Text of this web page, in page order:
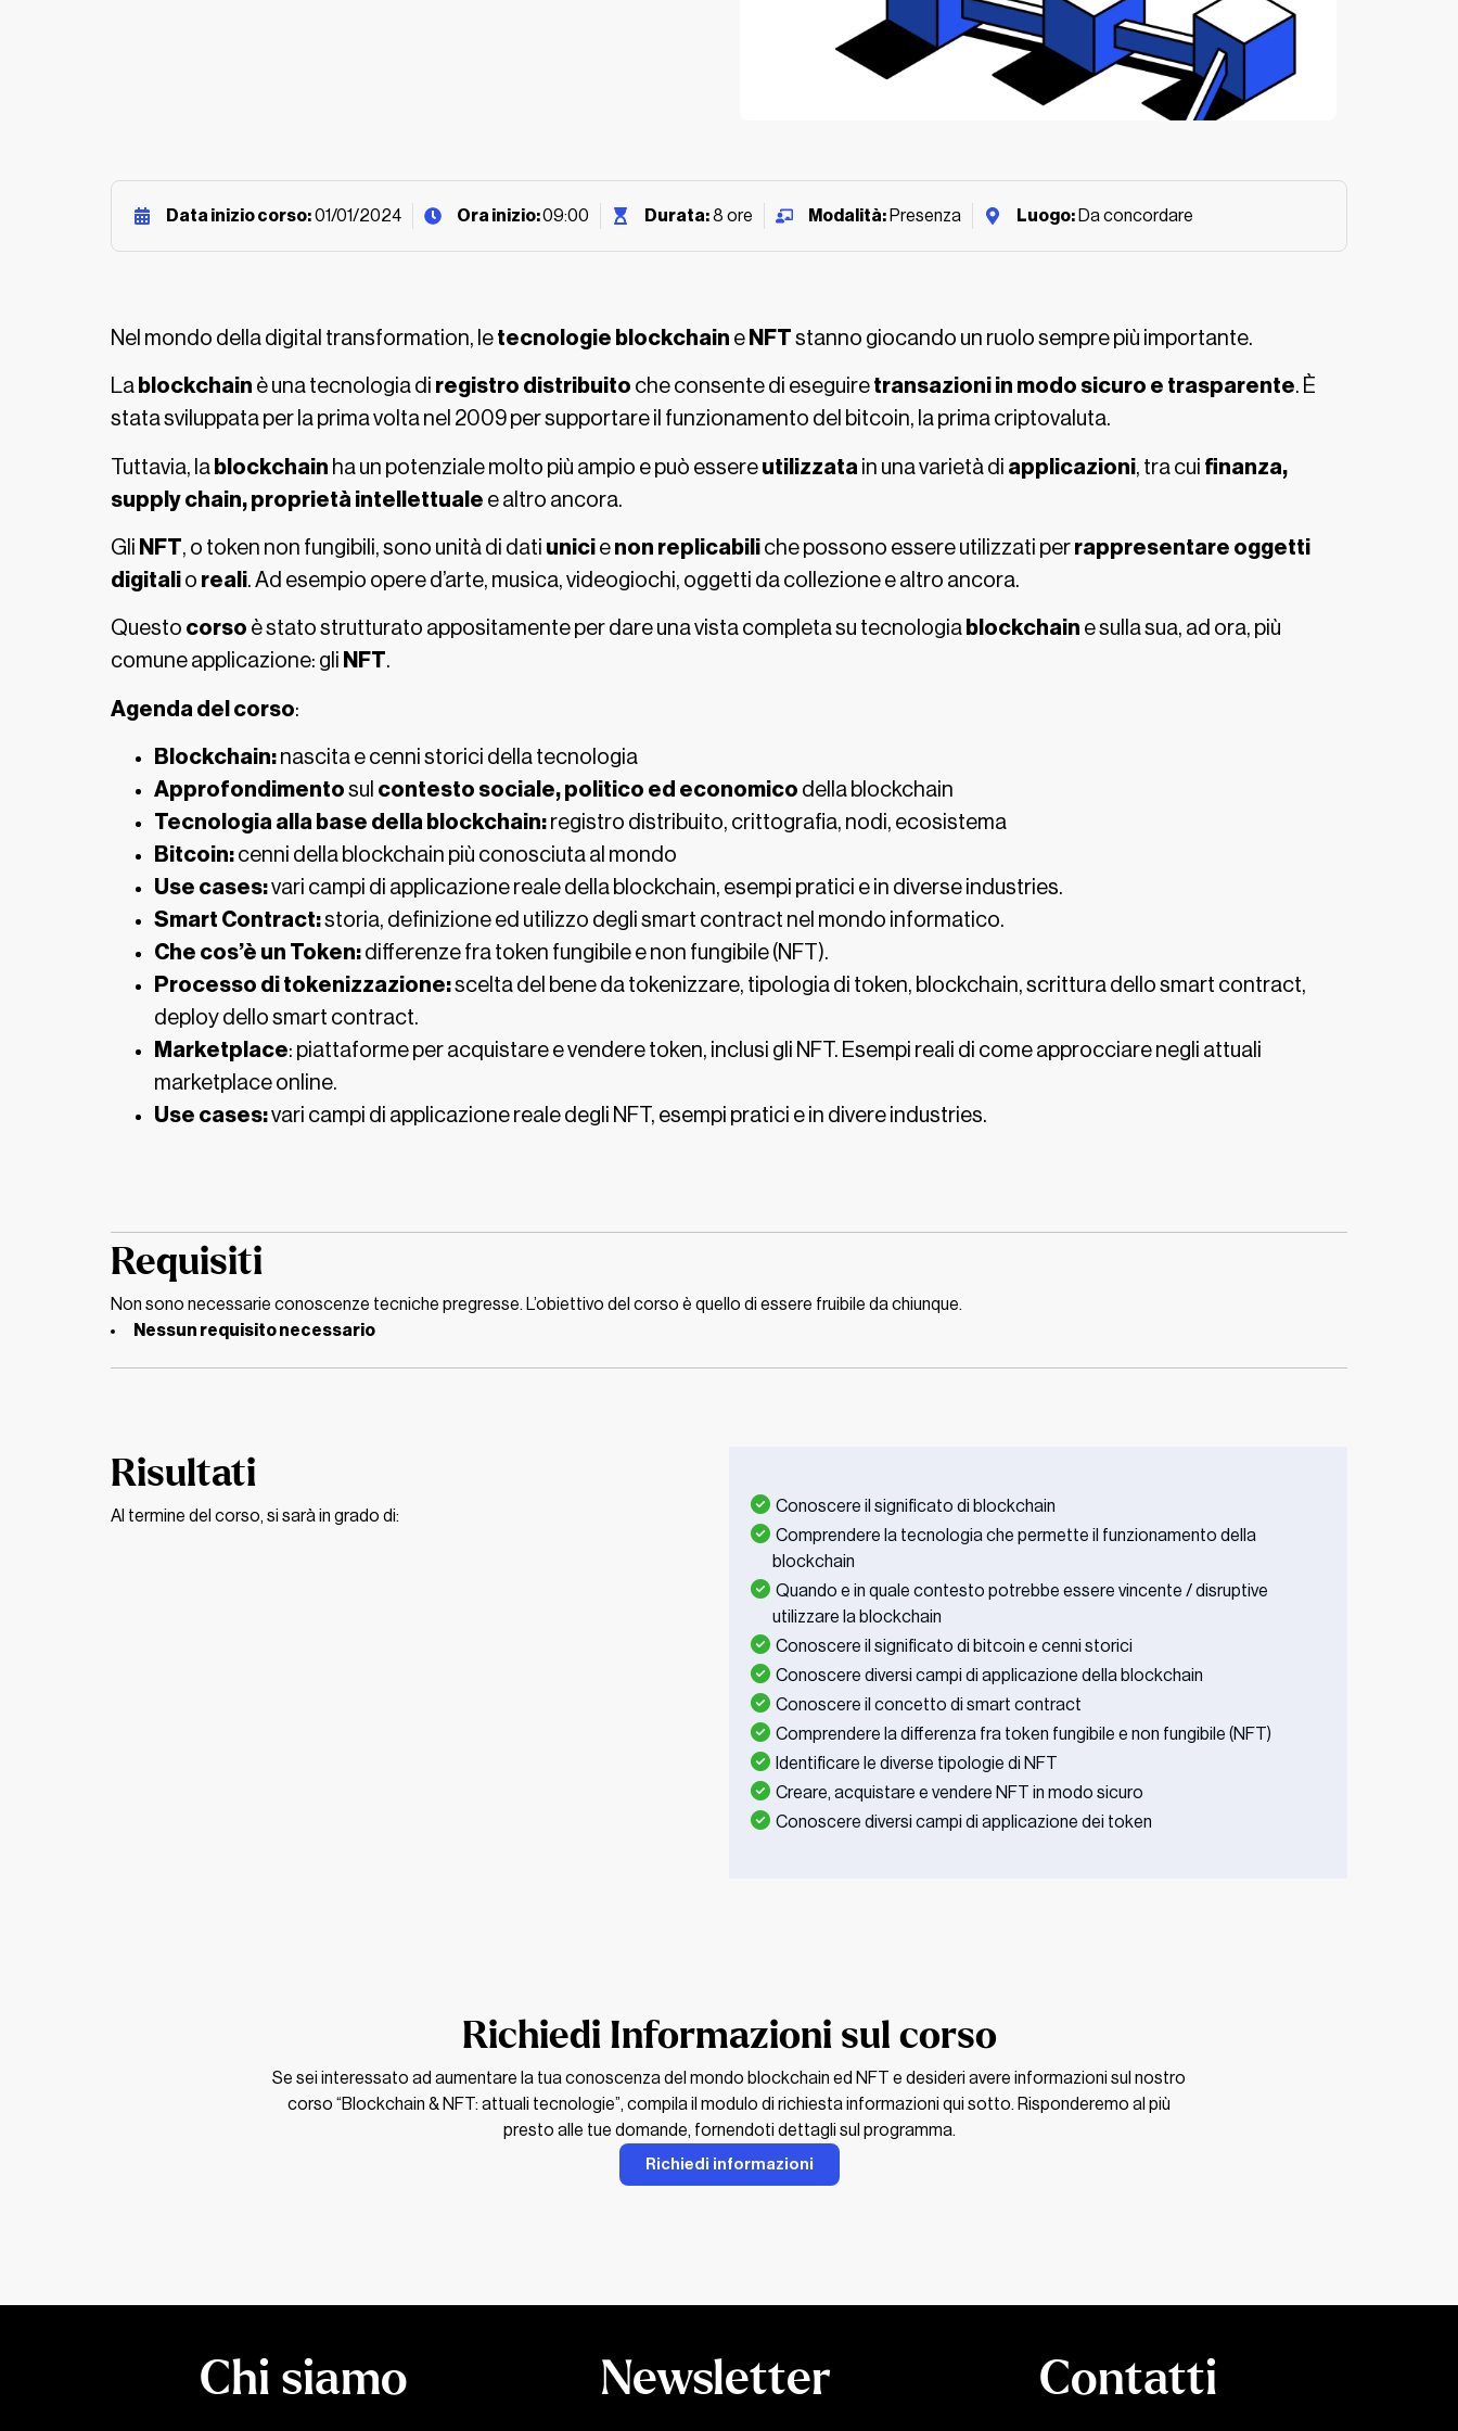
Data inizio corso:01/01/2024 Ora inizio:09:00 Durata:8 ore Modalità: Presenza Luogo: Da concordare
Nel mondo della digital transformation, le tecnologie blockchain e NFT stanno giocando un ruolo sempre più importante.
La blockchain è una tecnologia di registro distribuito che consente di eseguire transazioni in modo sicuro e trasparente. È
stata sviluppata per la prima volta nel 2009 per supportare il funzionamento del bitcoin, la prima criptovaluta.
Tuttavia, la blockchain ha un potenziale molto più ampio e può essere utilizzata in una varietà di applicazioni, tra cui finanza,
supply chain, proprietà intellettuale e altro ancora.
Gli NFT, o token non fungibili, sono unità di dati unici e non replicabili che possono essere utilizzati per rappresentare oggetti
digitali o reali. Ad esempio opere d’arte, musica, videogiochi, oggetti da collezione e altro ancora.
Questo corso è stato strutturato appositamente per dare una vista completa su tecnologia blockchain e sulla sua, ad ora, più
comune applicazione: gli NFT.
Agenda del corso:
Blockchain: nascita e cenni storici della tecnologia
Approfondimento sul contesto sociale, politico ed economico della blockchain
Tecnologia alla base della blockchain: registro distribuito, crittografia, nodi, ecosistema
Bitcoin: cenni della blockchain più conosciuta al mondo
Use cases:vari campi di applicazione reale della blockchain, esempi pratici e in diverse industries.
Smart Contract:storia, definizione ed utilizzo degli smart contract nel mondo informatico.
Che cos’è un Token: differenze fra token fungibile e non fungibile (NFT).
Processo di tokenizzazione:scelta del bene da tokenizzare, tipologia di token, blockchain, scrittura dello smart contract,
deploy dello smart contract.
Marketplace: piattaforme per acquistare e vendere token, inclusi gli NFT. Esempi reali di come approcciare negli attuali
marketplace online.
Use cases:vari campi di applicazione reale degli NFT, esempi pratici e in divere industries.
Requisiti
Non sono necessarie conoscenze tecniche pregresse. L’obiettivo del corso è quello di essere fruibile da chiunque.
Nessun requisito necessario
Risultati
Al termine del corso, si sarà in grado di:
Conoscere il significato di blockchain
Comprendere la tecnologia che permette il funzionamento della
blockchain
Quando e in quale contesto potrebbe essere vincente / disruptive
utilizzare la blockchain
Conoscere il significato di bitcoin e cenni storici
Conoscere diversi campi di applicazione della blockchain
Conoscere il concetto di smart contract
Comprendere la differenza fra token fungibile e non fungibile (NFT)
Identificare le diverse tipologie di NFT
Creare, acquistare e vendere NFT in modo sicuro
Conoscere diversi campi di applicazione dei token
Richiedi Informazioni sul corso
Se sei interessato ad aumentare la tua conoscenza del mondo blockchain ed NFT e desideri avere informazioni sul nostro
corso “Blockchain & NFT: attuali tecnologie”, compila il modulo di richiesta informazioni qui sotto. Risponderemo al più
presto alle tue domande, fornendoti dettagli sul programma.
Richiedi informazioni
Chi siamo Newsletter Contatti